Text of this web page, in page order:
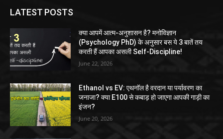
LATEST POSTS
क्या आपमें आत्म-अनुशासन है? मनोविज्ञान
(Psychology PhD) के अनुसार बस ये 3 बातें तय
करती हैं आपका असली Self-Discipline!
June 22, 2026
Ethanol vs EV: एथनॉल है वरदान या पर्यावरण का
जनाजा? क्या E100 से कबाड़ हो जाएगा आपकी गाड़ी का
इंजन?
June 20, 2026